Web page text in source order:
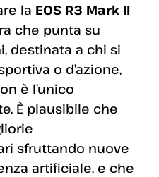
la EOS R3 Mark II
che punta su
destinata a chi si
o d’azione,
è l’unico
È plausibile che
sfruttando nuove
artificiale, e che